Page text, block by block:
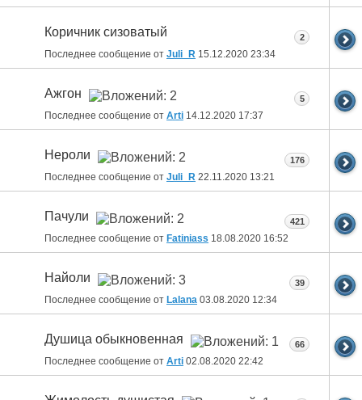
Коричник сизоватый
Последнее сообщение от Juli_R 15.12.2020 23:34
2
Ажгон
Последнее сообщение от Arti 14.12.2020 17:37
5
Нероли
Последнее сообщение от Juli_R 22.11.2020 13:21
176
Пачули
Последнее сообщение от Fatiniass 18.08.2020 16:52
421
Найоли
Последнее сообщение от Lalana 03.08.2020 12:34
39
Душица обыкновенная
Последнее сообщение от Arti 02.08.2020 22:42
66